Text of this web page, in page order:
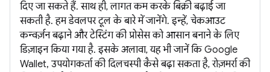
दिए जा सकते हैं. साथ ही, लागत कम करके बिक्री बढ़ाई जा
सकती है. हम डेवलपर टूल के बारे में जानेंगे. इन्हें, चेकआउट
कन्वर्ज़न बढ़ाने और टेस्टिंग की प्रोसेस को आसान बनाने के लिए
डिज़ाइन किया गया है. इसके अलावा, यह भी जानें कि Google
Wallet, उपयोगकर्ता की दिलचस्पी कैसे बढ़ा सकता है, रोज़मर्रा की